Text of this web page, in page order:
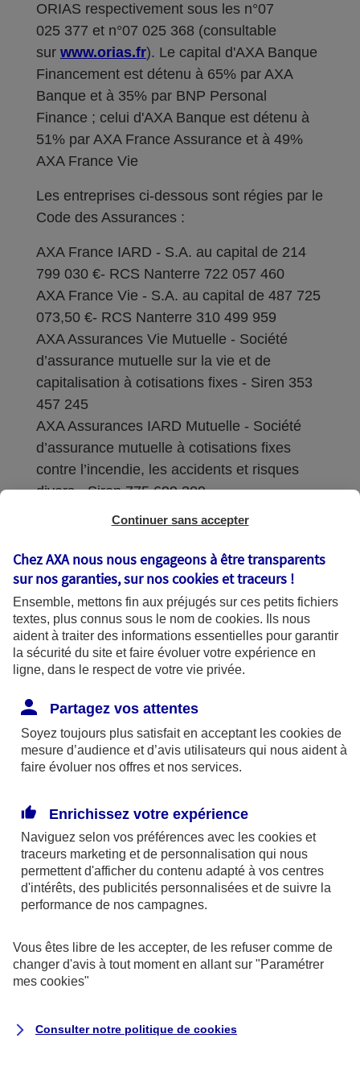
ORIAS respectivement sous les n°07
025 377 et n°07 025 368 (consultable
sur www.orias.fr). Le capital d'AXA Banque
Financement est détenu à 65% par AXA
Banque et à 35% par BNP Personal
Finance ; celui d'AXA Banque est détenu à
51% par AXA France Assurance et à 49%
AXA France Vie
Les entreprises ci-dessous sont régies par le
Code des Assurances :
AXA France IARD - S.A. au capital de 214
799 030 €- RCS Nanterre 722 057 460
AXA France Vie - S.A. au capital de 487 725
073,50 €- RCS Nanterre 310 499 959
AXA Assurances Vie Mutuelle - Société
d’assurance mutuelle sur la vie et de
capitalisation à cotisations fixes - Siren 353
457 245
AXA Assurances IARD Mutuelle - Société
d’assurance mutuelle à cotisations fixes
contre l’incendie, les accidents et risques
divers - Siren 775 699 309
Sièges sociaux : 313 Terrasses de l’Arche –
Coordonnées de l'Autorité de contrôle
prudentiel et de résolution (ACPR) : - 4
Place de Budapest - CS 92459 - 75436
Paris Cedex 09. Le détail des procédures de
recours et de réclamation et les
disponibles sur le site axa.fr.
AXA France IARD et AXA France Vie sont
mandataires exclusifs en opérations de
246 et n°13 005 764 (consultable
surwww.orias.fr)
AXA Assistance France Assurances,
S.A au capital de 51 429 430,40 €,
Siège social :
8-10, rue Paul Vaillant Couturier
Continuer sans accepter
Chez AXA nous nous engageons à être transparents
sur nos garanties, sur noscookies et traceurs !
Ensemble, mettons fin aux préjugés sur ces petits fichiers
textes, plus connus sous le nom de cookies. Ils nous
aident à traiter des informations essentielles pour garantir
la sécurité du site et faire évoluer votre expérience en
ligne, dans le respect de votre vie privée.
Partagez vos attentes
Soyez toujours plus satisfait en acceptant les cookies de
mesure d’audience et d’avis utilisateurs qui nous aident à
faire évoluer nos offres et nos services.
Enrichissez votre expérience
Naviguez selon vos préférences avec les cookies et
traceurs marketing et de personnalisation qui nous
permettent d'afficher du contenu adapté à vos centres
d'intérêts, des publicités personnalisées et de suivre la
performance de nos campagnes.
Vous êtes libre de les accepter, de les refuser comme de
changer d'avis à tout moment en allant sur "Paramétrer
mes cookies"
Consulter notre politique de cookies